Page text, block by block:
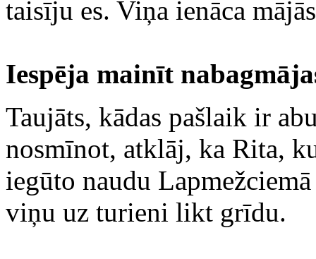
taisīju es. Viņa ienāca
Iespēja mainīt
Taujāts, kādas pašlaik ir
nosmīnot, atklāj, ka Rita,
iegūto naudu
viņu uz turieni likt grīdu.